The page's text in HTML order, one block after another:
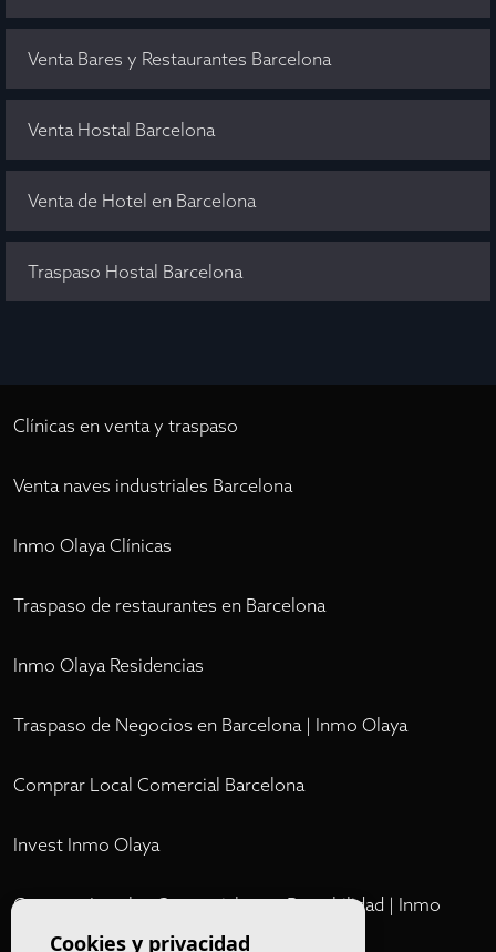
Venta Bares y Restaurantes Barcelona
Venta Hostal Barcelona
Venta de Hotel en Barcelona
Traspaso Hostal Barcelona
Clínicas en venta y traspaso
Venta naves industriales Barcelona
Inmo Olaya Clínicas
Traspaso de restaurantes en Barcelona
Inmo Olaya Residencias
Traspaso de Negocios en Barcelona | Inmo Olaya
Comprar Local Comercial Barcelona
Invest Inmo Olaya
Comprar Locales Comerciales en Rentabilidad | Inmo
Cookies y privacidad